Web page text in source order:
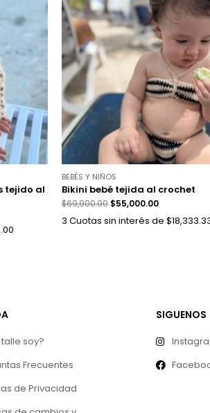
tejido al
BEBÉS Y NIÑOS
Bikini bebé tejida al crochet
$69,900.00 $55,000.00
3 Cuotas sin interés de
soy?
Frecuentes
de Privacidad
SIGUENOS